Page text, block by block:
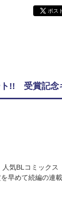
ポス
ト!! 受賞記念
気BLコミックス
早めて続編の連